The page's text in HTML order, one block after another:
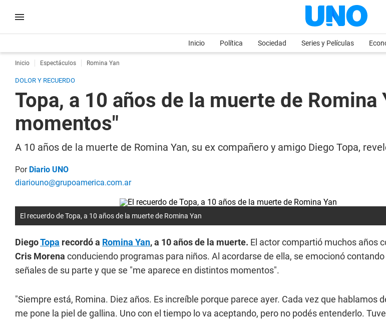
Inicio Política Sociedad Series y Películas
Inicio Espectáculos Romina Yan
DOLOR Y RECUERDO
Topa, a 10 años de la muerte de
momentos"
A 10 años de la muerte de Romina Yan, su ex compañero y amigo Diego Topa,
Por Diario UNO
diariouno@grupoamerica.com.ar
El recuerdo de Topa, a 10 años de la muerte de Romina Yan
DiegoTopa recordó a Romina Yan, a 10 años de la muerte. El actor compartió muchos años
Cris Morena conduciendo programas para niños. Al acordarse de ella, se emocionó
señales de su parte y que se "me aparece en distintos momentos".
"Siempre está, Romina. Diez años. Es increíble porque parece ayer. Cada vez que hablamos
me pone la piel de gallina. Uno con el tiempo lo va aceptando, pero no podés entenderlo.